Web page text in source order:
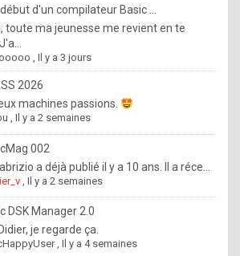
m
a
d
b
y
o
l
e
x
début d'un compilateur Basic ...
toute ma jeunesse me revient en te
,Il y a 3 jours
2026
machines passions.
,Il y a 2 semaines
002
a déjà publié il y a 10 ans. Il a réce...
,Il y a 2 semaines
DSK Manager 2.0
je regarde ça.
,Il y a 4 semaines